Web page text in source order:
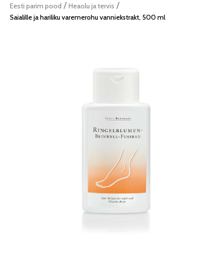
Eesti parim pood / Heaolu ja tervis /
Saialille ja hariliku varemerohu vanniekstrakt, 500 ml